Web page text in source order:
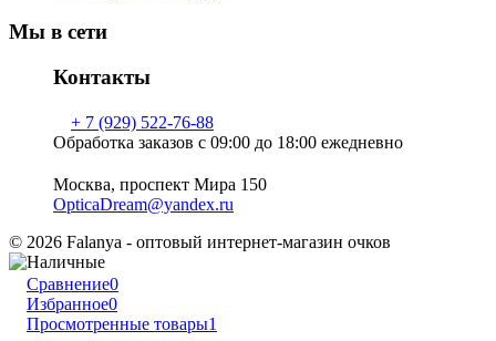
Мы в сети
Контакты
+ 7 (929) 522-76-88
Обработка заказов с 09:00 до 18:00 ежедневно
Москва, проспект Мира 150
OpticaDream@yandex.ru
© 2026 Falanya - оптовый интернет-магазин очков
Сравнение0
Избранное0
Просмотренные товары1